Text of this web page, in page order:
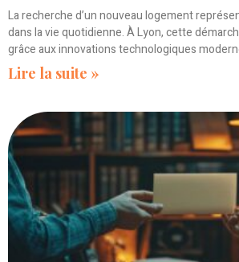
La recherche d’un nouveau logement
dans la vie quotidienne. À Lyon, cette
grâce aux innovations technologiques
Lire la suite »